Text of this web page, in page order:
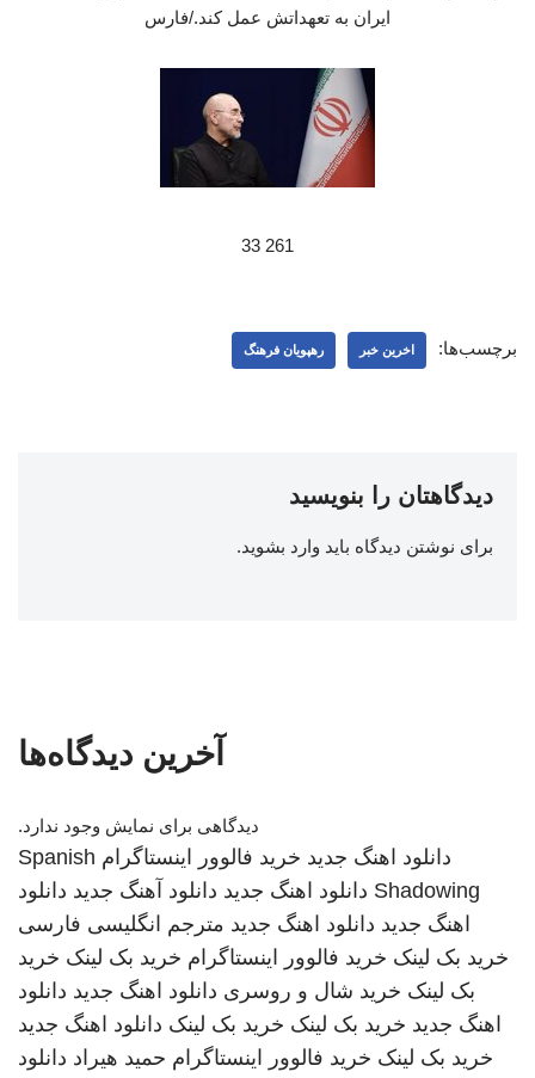
ایران به تعهداتش عمل کند./فارس
261 33
برچسب‌ها: اخرین خبر رهپویان فرهنگ
دیدگاهتان را بنویسید
برای نوشتن دیدگاه باید وارد بشوید.
آخرین دیدگاه‌ها
دیدگاهی برای نمایش وجود ندارد.
دانلود اهنگ جدید خرید فالوور اینستاگرام Spanish
Shadowing دانلود اهنگ جدید دانلود آهنگ جدید دانلود
اهنگ جدید دانلود اهنگ جدید مترجم انگلیسی فارسی
خرید بک لینک خرید فالوور اینستاگرام خرید بک لینک خرید
بک لینک خرید شال و روسری دانلود اهنگ جدید دانلود
اهنگ جدید خرید بک لینک خرید بک لینک دانلود اهنگ جدید
خرید بک لینک خرید فالوور اینستاگرام حمید هیراد دانلود